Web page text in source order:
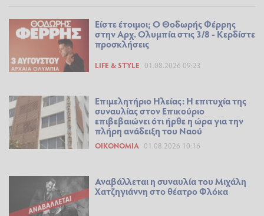
Είστε έτοιμοι; Ο Θοδωρής Φέρρης
στην Αρχ. Ολυμπία στις 3/8 - Κερδίστε
προσκλήσεις
LIFE & STYLE 01.08.2026 09:23
Επιμελητήριο Ηλείας: Η επιτυχία της
συναυλίας στον Επικούριο
επιβεβαιώνει ότι ήρθε η ώρα για την
πλήρη ανάδειξη του Ναού
ΟΙΚΟΝΟΜΊΑ 01.08.2026 10:16
Αναβάλλεται η συναυλία του Μιχάλη
Χατζηγιάννη στο θέατρο Φλόκα